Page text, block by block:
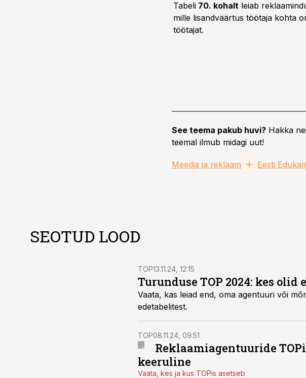
Tabeli 70. kohalt leiab
mille lisandväärtus töötaja kohta
töötajat.
See teema pakub huvi? Hakka
teemal ilmub midagi uut!
Meedia ja reklaam Eesti
SEOTUD LOOD
TOP13.11.24, 12:15
Turunduse TOP 2024: kes olid
Vaata, kas leiad end, oma agentuuri või
edetabelitest.
TOP08.11.24, 09:51
Reklaamiagentuuride
keeruline
Vaata, kes ja kus TOPis asetseb